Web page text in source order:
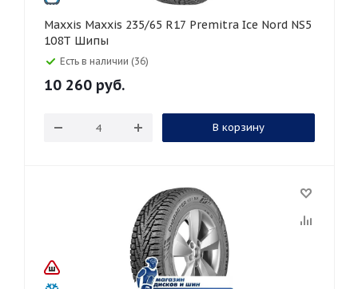
Maxxis Maxxis 235/65 R17 Premitra Ice Nord NS5
108T Шипы
Есть в наличии (36)
10 260 руб.
В корзину